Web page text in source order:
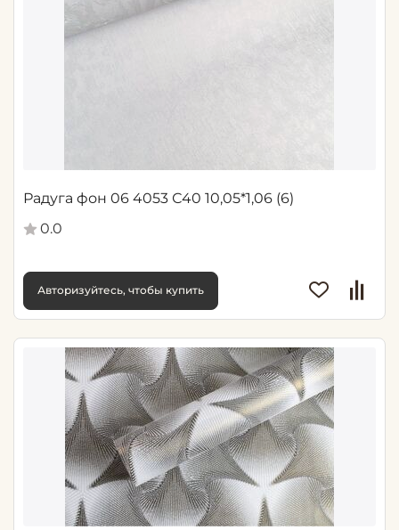
Радуга фон 06 4053 С40 10,05*1,06 (6)
0.0
Авторизуйтесь, чтобы купить